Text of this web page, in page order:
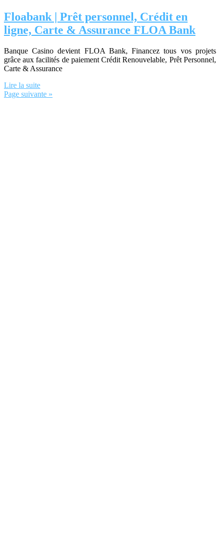
Floabank | Prêt personnel, Crédit en
ligne, Carte & Assurance FLOA Bank
Banque Casino devient FLOA Bank, Financez tous vos projets
grâce aux facilités de paiement Crédit Renouvelable, Prêt Personnel,
Carte & Assurance
Lire la suite
Page suivante »